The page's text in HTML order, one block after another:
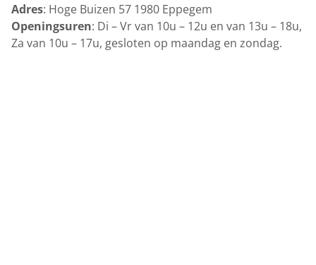
Adres: Hoge Buizen 57 1980 Eppegem
Openingsuren: Di – Vr van 10u – 12u en van 13u – 18u,
Za van 10u – 17u, gesloten op maandag en zondag.